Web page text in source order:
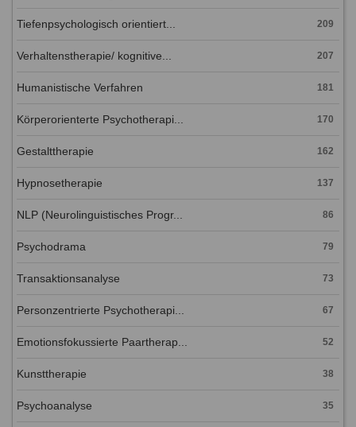
Tiefenpsychologisch orientiert... 209
Verhaltenstherapie/ kognitive... 207
Humanistische Verfahren 181
Körperorienterte Psychotherapi... 170
Gestalttherapie 162
Hypnosetherapie 137
NLP (Neurolinguistisches Progr... 86
Psychodrama 79
Transaktionsanalyse 73
Personzentrierte Psychotherapi... 67
Emotionsfokussierte Paartherap... 52
Kunsttherapie 38
Psychoanalyse 35